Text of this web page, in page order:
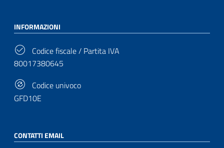
INFORMAZIONI
Codice fiscale / Partita IVA
80017380645
Codice univoco
GFD10E
CONTATTI EMAIL